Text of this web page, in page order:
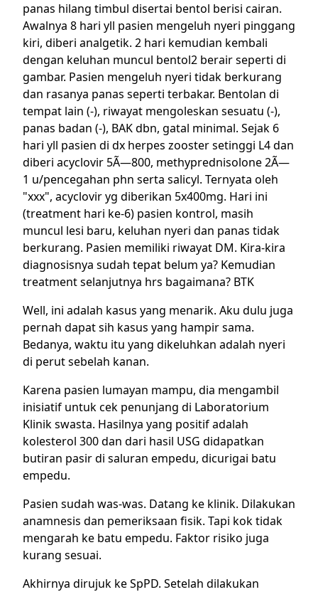
panas hilang timbul disertai bentol berisi cairan.
Awalnya 8 hari yll pasien mengeluh nyeri pinggang
kiri, diberi analgetik. 2 hari kemudian kembali
dengan keluhan muncul bentol2 berair seperti di
gambar. Pasien mengeluh nyeri tidak berkurang
dan rasanya panas seperti terbakar. Bentolan di
tempat lain (-), riwayat mengoleskan sesuatu (-),
panas badan (-), BAK dbn, gatal minimal. Sejak 6
hari yll pasien di dx herpes zooster setinggi L4 dan
diberi acyclovir 5Ã—800, methyprednisolone 2Ã—
1 u/pencegahan phn serta salicyl. Ternyata oleh
"xxx", acyclovir yg diberikan 5x400mg. Hari ini
(treatment hari ke-6) pasien kontrol, masih
muncul lesi baru, keluhan nyeri dan panas tidak
berkurang. Pasien memiliki riwayat DM. Kira-kira
diagnosisnya sudah tepat belum ya? Kemudian
treatment selanjutnya hrs bagaimana? BTK
Well, ini adalah kasus yang menarik. Aku dulu juga
pernah dapat sih kasus yang hampir sama.
Bedanya, waktu itu yang dikeluhkan adalah nyeri
di perut sebelah kanan.
Karena pasien lumayan mampu, dia mengambil
inisiatif untuk cek penunjang di Laboratorium
Klinik swasta. Hasilnya yang positif adalah
kolesterol 300 dan dari hasil USG didapatkan
butiran pasir di saluran empedu, dicurigai batu
empedu.
Pasien sudah was-was. Datang ke klinik. Dilakukan
anamnesis dan pemeriksaan fisik. Tapi kok tidak
mengarah ke batu empedu. Faktor risiko juga
kurang sesuai.
Akhirnya dirujuk ke SpPD. Setelah dilakukan